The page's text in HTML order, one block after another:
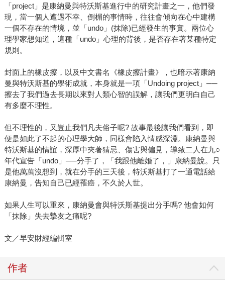
「project」是康納曼與特沃斯基進行中的研究計畫之一，他們發
現，當一個人遭遇不幸、倒楣的事情時，往往會傾向在心中建構
一個不存在的情境，並「undo」(抹除)已經發生的事實。兩位心
理學家想知道，這種「undo」心理的背後，是否存在著某種特定
規則。
封面上的橡皮擦，以及中文書名《橡皮擦計畫》，也暗示著康納
曼與特沃斯基的學術成就，本身就是一項「Undoing project」──
擦去了我們過去長期以來對人類心智的誤解，讓我們更明白自己
有多麼不理性。
但不理性的，又豈止我們凡夫俗子呢? 故事最後讓我們看到，即
便是如此了不起的心理學大師，同樣會陷入情感深淵。康納曼與
特沃斯基的情誼，深厚中夾著猜忌、傷害與偏見，導致二人在九○
年代宣告「undo」──分手了，「我跟他離婚了，」康納曼說。只
是他萬萬沒想到，就在分手的三天後，特沃斯基打了一通電話給
康納曼，告知自己已經罹癌，不久於人世。
如果人生可以重來，康納曼會與特沃斯基提出分手嗎? 他會如何
「抹除」失去摯友之痛呢?
文／早安財經編輯室
作者